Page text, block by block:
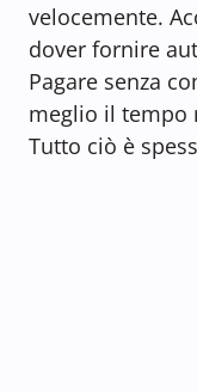
velocemente.
dover fornire
Pagare senza
meglio il tempo
Tutto ciò è